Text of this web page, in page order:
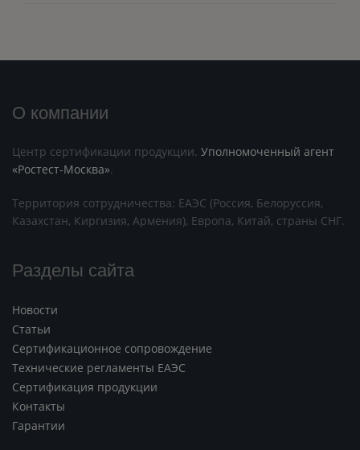
О компании
Центр сертификации продукции. Уполномоченный агент
«Ростест-Москва».
Территория сотрудничества: ЕАЭС (Россия, Белоруссия,
Казахстан, Киргизия, Армения), Европа, Китай, страны СНГ.
Разделы сайта
Новости
Статьи
Сертификационное сопровождение
Технические регламенты ЕАЭС
Сертификация продукции
Контакты
Гарантии